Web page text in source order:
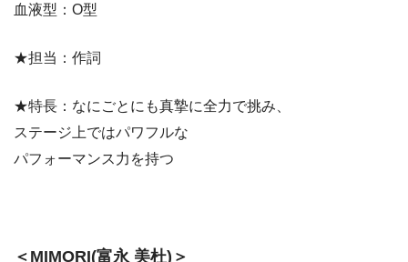
血液型：O型
★担当：作詞
★特長：なにごとにも真摯に全力で挑み、
ステージ上ではパワフルな
パフォーマンス力を持つ
＜MIMORI(富永 美杜)＞